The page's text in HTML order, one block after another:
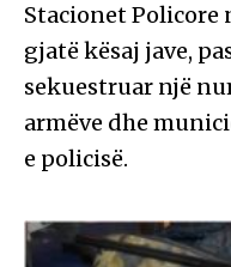
Stacionet Policore
gjatë kësaj jave,
sekuestruar një
armëve dhe
e policisë.